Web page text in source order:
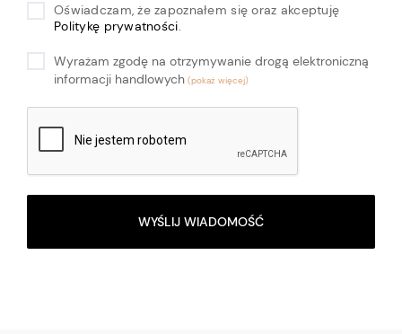
Oświadczam, że zapoznałem się oraz akceptuję
Politykę prywatności
Wyrażam zgodę na otrzymywanie drogą elektroniczną
informacji handlowych
WYŚLIJ WIADOMOŚĆ